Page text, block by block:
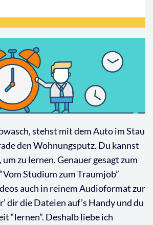
stehst mit dem Auto im Stau
den Wohnungsputz. Du kannst
zu lernen. Genauer gesagt zum
Studium zum Traumjob”
auch in reinem Audioformat zur
dir die Dateien auf’s Handy und du
“lernen”. Deshalb liebe ich